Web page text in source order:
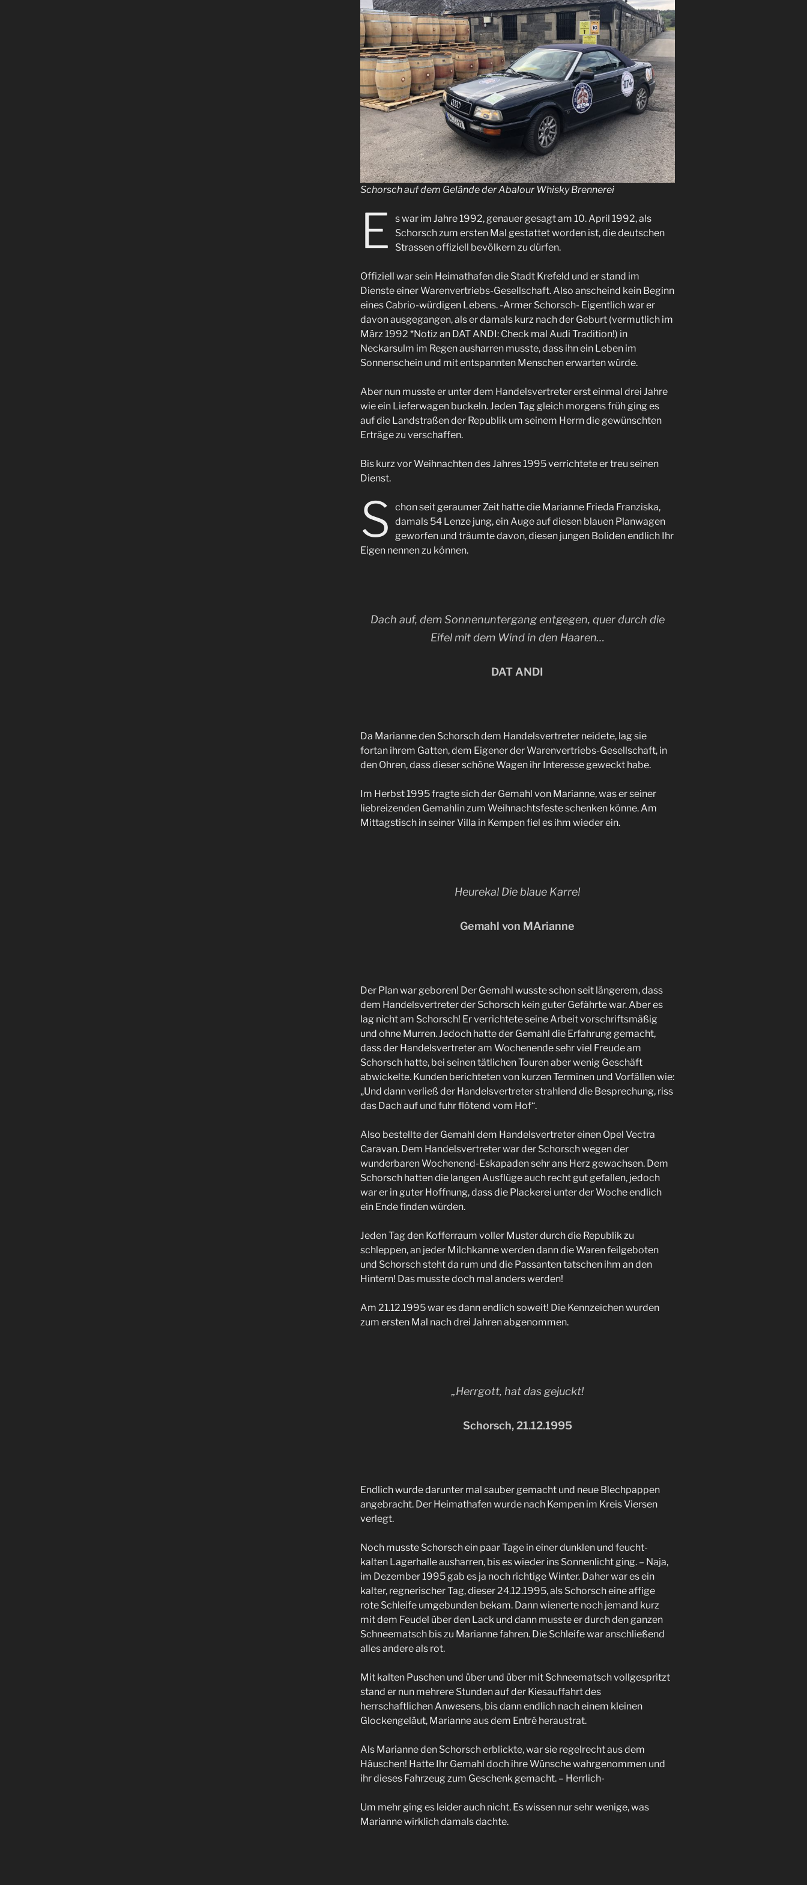
Schorsch auf dem Gelände der Abalour Whisky Brennerei
E
s war im Jahre 1992, genauer gesagt am 10. April 1992, als
Schorsch zum ersten Mal gestattet worden ist, die deutschen
Strassen offiziell bevölkern zu dürfen.
Offiziell war sein Heimathafen die Stadt Krefeld und er stand im
Dienste einer Warenvertriebs-Gesellschaft. Also anscheind kein Beginn
eines Cabrio-würdigen Lebens. -Armer Schorsch- Eigentlich war er
davon ausgegangen, als er damals kurz nach der Geburt (vermutlich im
März 1992 *Notiz an DAT ANDI: Check mal Audi Tradition!) in
Neckarsulm im Regen ausharren musste, dass ihn ein Leben im
Sonnenschein und mit entspannten Menschen erwarten würde.
Aber nun musste er unter dem Handelsvertreter erst einmal drei Jahre
wie ein Lieferwagen buckeln. Jeden Tag gleich morgens früh ging es
auf die Landstraßen der Republik um seinem Herrn die gewünschten
Erträge zu verschaffen.
Bis kurz vor Weihnachten des Jahres 1995 verrichtete er treu seinen
Dienst.
S
chon seit geraumer Zeit hatte die Marianne Frieda Franziska,
damals 54 Lenze jung, ein Auge auf diesen blauen Planwagen
geworfen und träumte davon, diesen jungen Boliden endlich Ihr
Eigen nennen zu können.
Dach auf, dem Sonnenuntergang entgegen, quer durch die
Eifel mit dem Wind in den Haaren…
DAT ANDI
Da Marianne den Schorsch dem Handelsvertreter neidete, lag sie
fortan ihrem Gatten, dem Eigener der Warenvertriebs-Gesellschaft, in
den Ohren, dass dieser schöne Wagen ihr Interesse geweckt habe.
Im Herbst 1995 fragte sich der Gemahl von Marianne, was er seiner
liebreizenden Gemahlin zum Weihnachtsfeste schenken könne. Am
Mittagstisch in seiner Villa in Kempen fiel es ihm wieder ein.
Heureka! Die blaue Karre!
Gemahl von MArianne
Der Plan war geboren! Der Gemahl wusste schon seit längerem, dass
dem Handelsvertreter der Schorsch kein guter Gefährte war. Aber es
lag nicht am Schorsch! Er verrichtete seine Arbeit vorschriftsmäßig
und ohne Murren. Jedoch hatte der Gemahl die Erfahrung gemacht,
dass der Handelsvertreter am Wochenende sehr viel Freude am
Schorsch hatte, bei seinen tätlichen Touren aber wenig Geschäft
abwickelte. Kunden berichteten von kurzen Terminen und Vorfällen wie:
„Und dann verließ der Handelsvertreter strahlend die Besprechung, riss
das Dach auf und fuhr flötend vom Hof“.
Also bestellte der Gemahl dem Handelsvertreter einen Opel Vectra
Caravan. Dem Handelsvertreter war der Schorsch wegen der
wunderbaren Wochenend-Eskapaden sehr ans Herz gewachsen. Dem
Schorsch hatten die langen Ausflüge auch recht gut gefallen, jedoch
war er in guter Hoffnung, dass die Plackerei unter der Woche endlich
ein Ende finden würden.
Jeden Tag den Kofferraum voller Muster durch die Republik zu
schleppen, an jeder Milchkanne werden dann die Waren feilgeboten
und Schorsch steht da rum und die Passanten tatschen ihm an den
Hintern! Das musste doch mal anders werden!
Am 21.12.1995 war es dann endlich soweit! Die Kennzeichen wurden
zum ersten Mal nach drei Jahren abgenommen.
„Herrgott, hat das gejuckt!
Schorsch, 21.12.1995
Endlich wurde darunter mal sauber gemacht und neue Blechpappen
angebracht. Der Heimathafen wurde nach Kempen im Kreis Viersen
verlegt.
Noch musste Schorsch ein paar Tage in einer dunklen und feucht-
kalten Lagerhalle ausharren, bis es wieder ins Sonnenlicht ging. – Naja,
im Dezember 1995 gab es ja noch richtige Winter. Daher war es ein
kalter, regnerischer Tag, dieser 24.12.1995, als Schorsch eine affige
rote Schleife umgebunden bekam. Dann wienerte noch jemand kurz
mit dem Feudel über den Lack und dann musste er durch den ganzen
Schneematsch bis zu Marianne fahren. Die Schleife war anschließend
alles andere als rot.
Mit kalten Puschen und über und über mit Schneematsch vollgespritzt
stand er nun mehrere Stunden auf der Kiesauffahrt des
herrschaftlichen Anwesens, bis dann endlich nach einem kleinen
Glockengeläut, Marianne aus dem Entré heraustrat.
Als Marianne den Schorsch erblickte, war sie regelrecht aus dem
Häuschen! Hatte Ihr Gemahl doch ihre Wünsche wahrgenommen und
ihr dieses Fahrzeug zum Geschenk gemacht. – Herrlich-
Um mehr ging es leider auch nicht. Es wissen nur sehr wenige, was
Marianne wirklich damals dachte.